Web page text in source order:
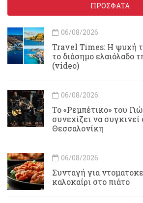
ΠΡΟΣΦΑΤΑ
06/08/2026
Travel Times: H ψυχή
το διάσημο ελαιόλαδο
(video)
06/08/2026
Το «Ρεμπέτικο» του
συνεχίζει να
Θεσσαλονίκη
06/08/2026
Συνταγή για
καλοκαίρι στο πιάτο